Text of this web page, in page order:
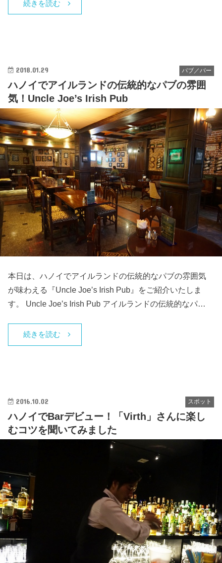
続きを読む
2018.01.29 パブ／バー
ハノイでアイルランドの伝統的なパブの雰囲
気！Uncle Joe’s Irish Pub
本日は、ハノイでアイルランドの伝統的なパブの雰囲気
が味わえる『Uncle Joe’s Irish Pub』をご紹介いたしま
す。 Uncle Joe’s Irish Pub アイルランドの伝統的なパ…
続きを読む
2016.10.02 スポット
ハノイでBarデビュー！「Virth」さんに楽し
むコツを聞いてみました